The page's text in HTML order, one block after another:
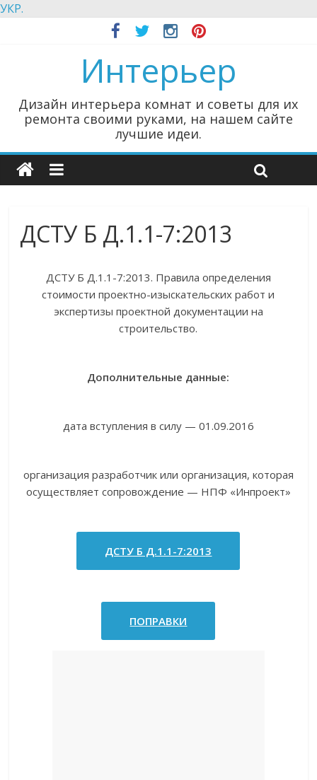
УКР.
Интерьер
Дизайн интерьера комнат и советы для их
ремонта своими руками, на нашем сайте
лучшие идеи.
ДСТУ Б Д.1.1-7:2013
ДСТУ Б Д.1.1-7:2013. Правила определения
стоимости проектно-изыскательских работ и
экспертизы проектной документации на
строительство.
Дополнительные данные:
дата вступления в силу — 01.09.2016
организация разработчик или организация, которая
осуществляет сопровождение — НПФ «Инпроект»
ДСТУ Б Д.1.1-7:2013
ПОПРАВКИ